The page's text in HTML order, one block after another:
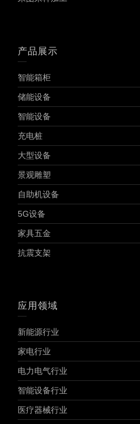
产品展示
智能箱柜
储能设备
智能设备
充电桩
大型设备
景观雕塑
自助机设备
5G设备
家具五金
抗震支架
应用领域
新能源行业
家电行业
电力电气行业
智能设备行业
医疗器械行业